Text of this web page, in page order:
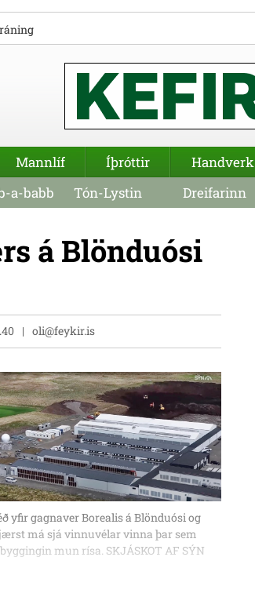
á Blönduósi
oli@feykir.is
yfir gagnaver Borealis á Blönduósi og
má sjá vinnuvélar vinna þar sem
mun rísa. SKJÁSKOT AF SÝN
Mannlíf Íþróttir Handverk
a-babb Tón-Lystin Dreifarinn